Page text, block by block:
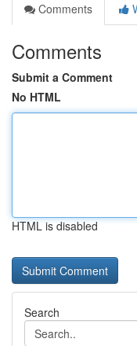
Comments
Comments
Submit a Comment
No HTML
HTML is disabled
Search